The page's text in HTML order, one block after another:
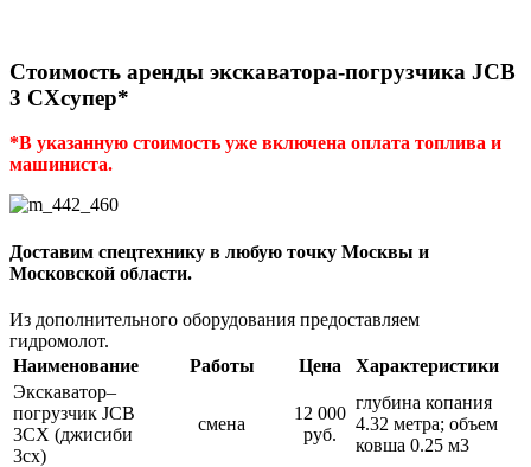
Стоимость аренды экскаватора-погрузчика JCB
3 CXсупер*
*В указанную стоимость уже включена оплата топлива и
машиниста.
Доставим спецтехнику в любую точку Москвы и
Московской области.
Из дополнительного оборудования предоставляем
гидромолот.
Наименование
Работы Цена
Характеристики
Экскаватор–
погрузчик JCB
3CX (джисиби
3сх)
смена
12 000
руб.
глубина копания
4.32 метра; объем
ковша 0.25 м3